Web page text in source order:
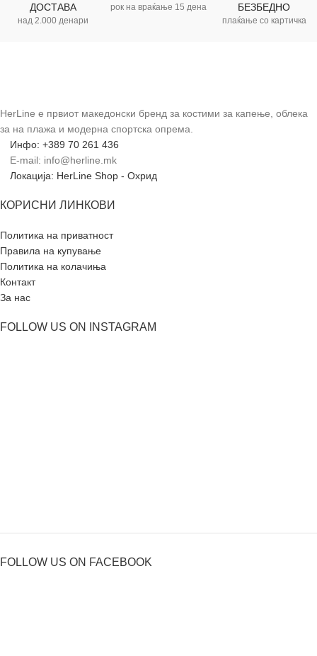
ДОСТАВА
над 2.000 денари
рок на враќање 15 дена
БЕЗБЕДНО
плаќање со картичка
HerLine е првиот македонски бренд за костими за капење, облека
за на плажа и модерна спортска опрема.
Инфо: +389 70 261 436
E-mail: info@herline.mk
Локација: HerLine Shop - Охрид
КОРИСНИ ЛИНКОВИ
Политика на приватност
Правила на купување
Политика на колачиња
Контакт
За нас
FOLLOW US ON INSTAGRAM
FOLLOW US ON FACEBOOK